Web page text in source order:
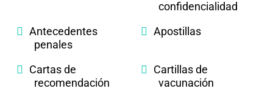
confidencialidad
Antecedentes
penales
Apostillas
Cartas de
recomendación
Cartillas de
vacunación